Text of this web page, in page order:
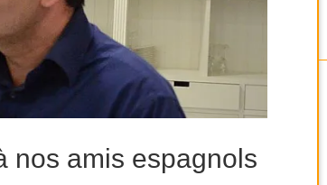
nos amis espagnols